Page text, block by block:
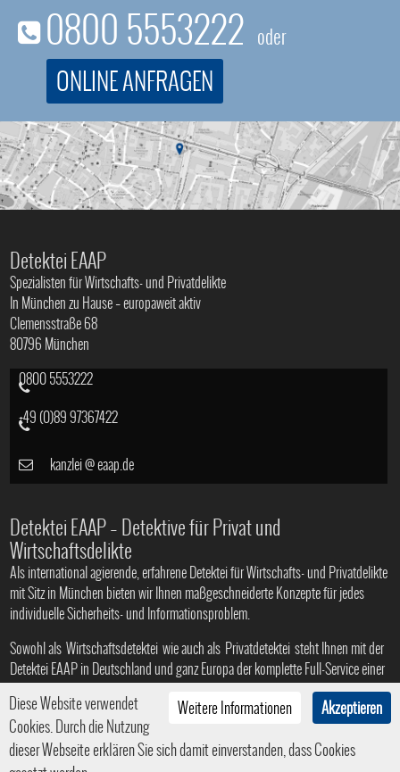
0800 5553222 oder
ONLINE ANFRAGEN
Detektei EAAP
Spezialisten für Wirtschafts- und Privatdelikte
In München zu Hause – europaweit aktiv
Clemensstraße 68
80796 München
0800 5553222
+49 (0)89 97367422
kanzlei@eaap.de
Detektei EAAP – Detektive für Privat und
Wirtschaftsdelikte
Als international agierende, erfahrene Detektei für Wirtschafts- und Privatdelikte
mit Sitz in München bieten wir Ihnen maßgeschneiderte Konzepte für jedes
individuelle Sicherheits- und Informationsproblem.
Sowohl als Wirtschaftsdetektei wie auch als Privatdetektei steht Ihnen mit der
Detektei EAAP in Deutschland und ganz Europa der komplette Full-Service einer
Profi-Agentur zur Verfügung
© 2008 - 2026Privat- und Wirtschaftsdetektei in München|HTML5 |CSS3| Ein Service der Internetagentur
Weitere Informationen Akzeptieren
Diese Website verwendet
Cookies. Durch die Nutzung
dieser Webseite erklären Sie sich damit einverstanden, dass Cookies